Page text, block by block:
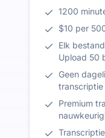
1200
$10 per
Elk
Upload 50
Geen
transcriptie
Premium